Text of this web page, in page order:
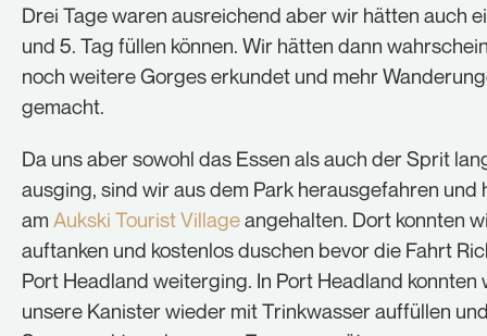
Drei Tage waren ausreichend aber wir hätten auch
und 5. Tag füllen können. Wir hätten dann
noch weitere Gorges erkundet und mehr
gemacht.
Da uns aber sowohl das Essen als auch der Sprit
ausging, sind wir aus dem Park herausgefahren und
am Aukski Tourist Villageangehalten. Dort konnten
auftanken und kostenlos duschen bevor die Fahrt
Port Headland weiterging. In Port Headland konnten
unsere Kanister wieder mit Trinkwasser auffüllen